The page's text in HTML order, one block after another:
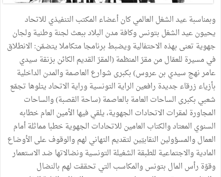
وبمناسبة عيد الشغل العالمي كان أعضاء المكتب التنفيذي للاتحاد
يحيون عيد الشغل بتونس وكافة مدن البلاد ببعث لجنة وطنية ولجان
جهوية تعنى بهذه الاحتفالية ويضبط برنامجا متكاملا يتضمّن: الانطلاق
في مسيرة للعمّال من مقرّ المنظمة (المقرّ القديم الكائن بزنقة سيدي
عامر نهج سيدي بن عروس) بكبرى شوارع العاصمة والمدن الداخلية
بأزياء زرقاء جديدة رافعين الراية التونسية وراية الاتحاد يتلوها تجمّع
شعبي بكبرى الساحات العامة بالعاصمة (ساحة القصبة) والساحات
المجاورة لمقرات الاتحادات الجهوية، يلقي فيها الأمين العام خطابه
السنوي المعتاد والكتاب العامين للاتحادات الجهوية خطبا مماثلة أمام
العمال والمسؤولين النقابيّين لتقديم التهاني لهم والوقوف على الأوضاع
المادية والاجتماعية للطبقة الشغيلة التونسية ونضالاتها ضد الاستعمار
وقوّة رأس المال بتونس والمكاسب التي تحققت لهم بالنضال